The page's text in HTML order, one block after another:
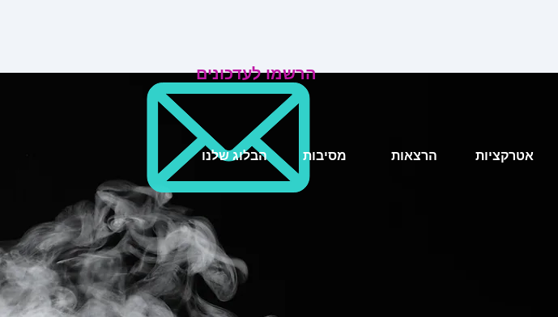
הרשמו לעדכונים
אטרקציות הרצאות מסיבות הבלוג שלנו